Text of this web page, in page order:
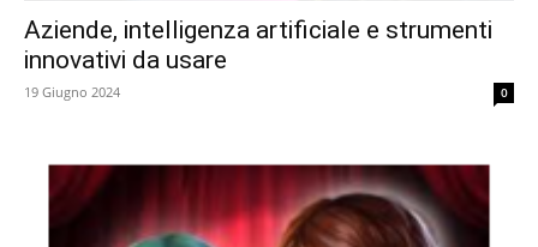
Aziende, intelligenza artificiale e strumenti
innovativi da usare
19 Giugno 2024 0